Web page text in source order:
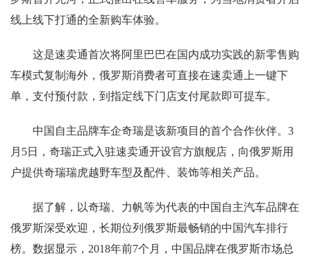
线上线下打通的全新购车体验。
这是速卖通首次将阿里巴巴在国内成功实践的新零售购
车模式复制海外，俄罗斯消费者可直接在速卖通上一键下
单，支付预付款，到指定线下门店支付尾款即可提车。
中国自主品牌车企奇瑞是该新项目的首个合作伙伴。3
月5日，奇瑞正式入驻速卖通开设官方旗舰店，向俄罗斯用
户提供奇瑞瑞虎越野车型及配件、装饰等相关产品。
据了解，以奇瑞、力帆等为代表的中国自主汽车品牌在
俄罗斯深受欢迎，长期位列俄罗斯最畅销的中国汽车排行
榜。数据显示，2018年前7个月，中国品牌在俄罗斯市场总